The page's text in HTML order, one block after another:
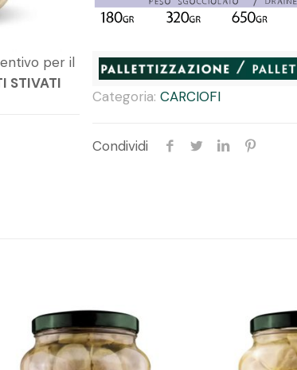
per il
STIVATI
Categoria:CARCIOFI
Condividi